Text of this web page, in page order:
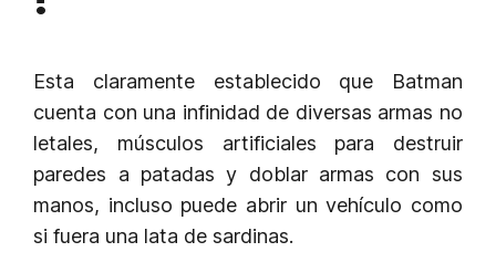
Esta claramente establecido que Batman
cuenta con una infinidad de diversas armas no
letales, músculos artificiales para destruir
paredes a patadas y doblar armas con sus
manos, incluso puede abrir un vehículo como
si fuera una lata de sardinas.